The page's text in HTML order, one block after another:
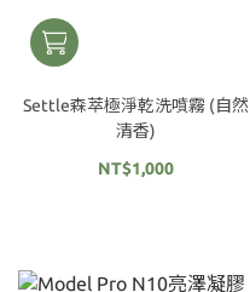
Settle森萃極淨乾洗噴霧 (自然
清香)
NT$1,000